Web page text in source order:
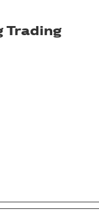
Trading